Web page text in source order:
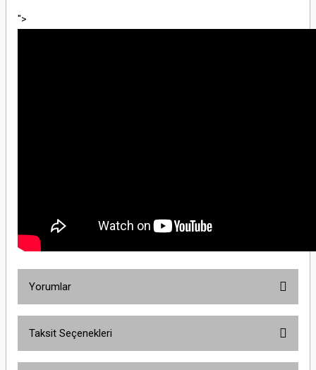
">
Yorumlar
Taksit Seçenekleri